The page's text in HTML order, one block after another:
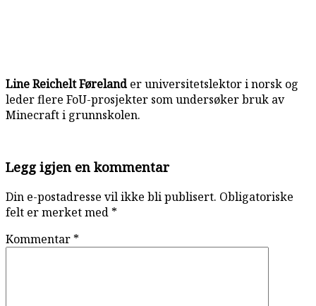
Line Reichelt Førelander universitetslektor i norsk og
leder flere FoU-prosjekter som undersøker bruk av
Minecraft i grunnskolen.
Reader
Interactions
Legg igjen en kommentar
Din e-postadresse vil ikke bli publisert. Obligatoriske
felt er merket med *
Kommentar *